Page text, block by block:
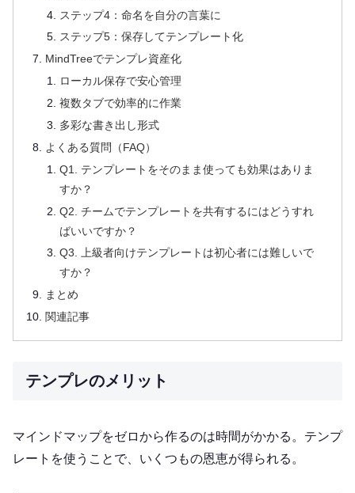
ステップ4：命名を自分の言葉に
ステップ5：保存してテンプレート化
MindTreeでテンプレ資産化
ローカル保存で安心管理
複数タブで効率的に作業
多彩な書き出し形式
よくある質問（FAQ）
Q1. テンプレートをそのまま使っても効果はありま
すか？
Q2. チームでテンプレートを共有するにはどうすれ
ばいいですか？
Q3. 上級者向けテンプレートは初心者には難しいで
すか？
まとめ
関連記事
テンプレのメリット
マインドマップをゼロから作るのは時間がかかる。テンプ
レートを使うことで、いくつもの恩恵が得られる。